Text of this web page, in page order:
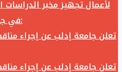
لأعمال تجهيز مخبر الدراسات
في جامعة ادلب وفق الآتي:
تعلن جامعة إدلب عن إجراء
تعلن جامعة إدلب عن إجراء